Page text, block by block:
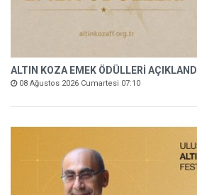
ALTIN KOZA EMEK ÖDÜLLERİ AÇIKLANDI
08 Ağustos 2026 Cumartesi 07:10